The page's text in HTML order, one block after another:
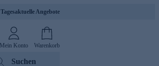
Tagesaktuelle Angebote
Mein Konto Warenkorb
Suchen